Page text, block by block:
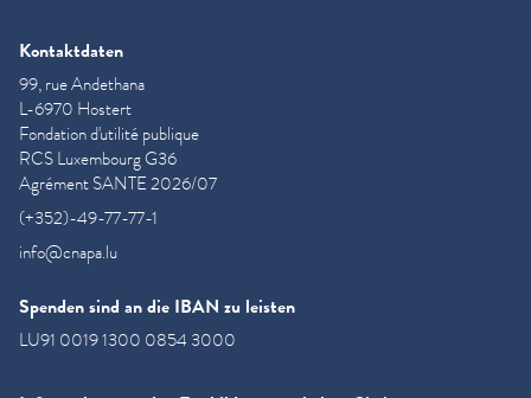
Kontaktdaten
99, rue Andethana
L-6970 Hostert
Fondation d'utilité publique
RCS Luxembourg G36
Agrément SANTE 2026/07
(+352)-49-77-77-1
info@cnapa.lu
Spenden sind an die IBAN zu leisten
LU91 0019 1300 0854 3000